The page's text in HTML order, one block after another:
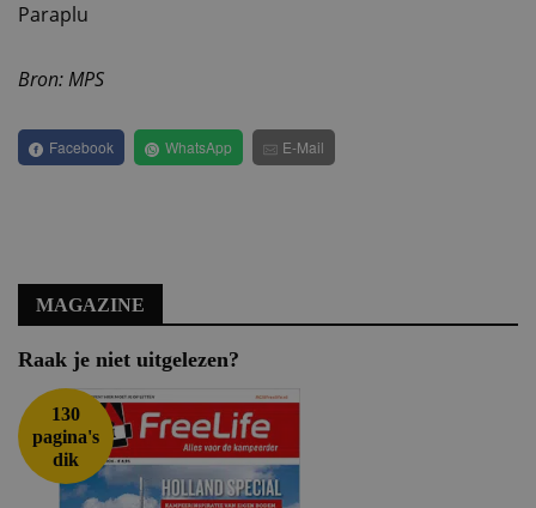
Paraplu
Bron: MPS
Facebook WhatsApp E-Mail
MAGAZINE
Raak je niet uitgelezen?
130
pagina's
dik